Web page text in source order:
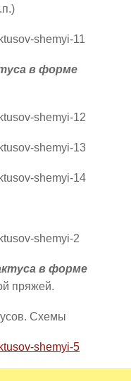
в форме
в форме
пряжей.